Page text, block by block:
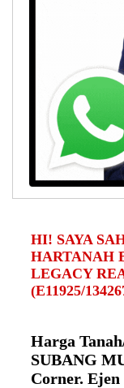
HI! SAYA
HARTANAH
LEGACY
(E11925/
Harga
SUBANG
Corner.